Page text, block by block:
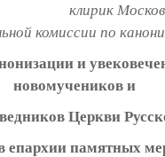
клирик
комиссии по
и
новомучеников и
Церкви
епархии памятных